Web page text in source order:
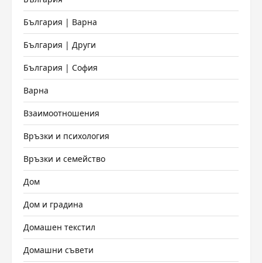
България | Варна
България | Други
България | София
Варна
Взаимоотношения
Връзки и психология
Връзки и семейство
Дом
Дом и градина
Домашен текстил
Домашни съвети